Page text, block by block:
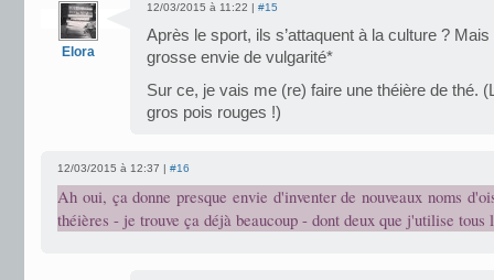
Elora
12/03/2015 à 11:22 | #15
Après le sport, ils s’attaquent à la culture ?
grosse envie de vulgarité*
Sur ce, je vais me (re) faire une théière de thé.
gros pois rouges !)
12/03/2015 à 12:37 | #16
Ah oui, ça donne presque envie d'inventer de nouveaux noms
théières - je trouve ça déjà beaucoup - dont deux que j'utilise tous